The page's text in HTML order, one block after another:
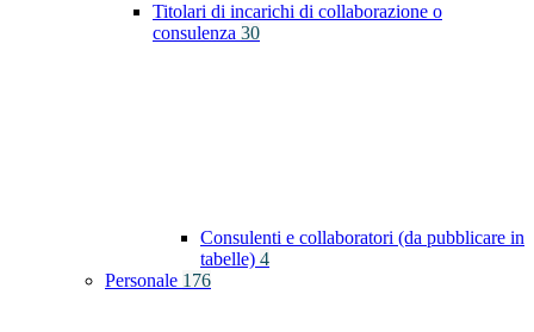
Titolari di incarichi di collaborazione o
consulenza 30
Consulenti e collaboratori (da pubblicare in
tabelle) 4
Personale 176